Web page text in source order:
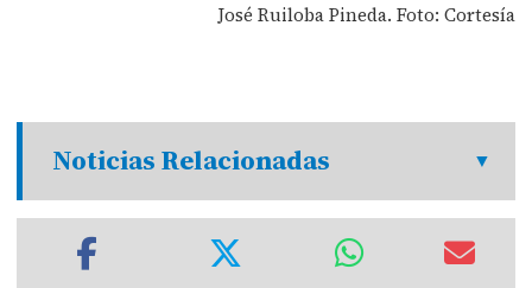
José Ruiloba Pineda. Foto: Cortesía
Noticias Relacionadas